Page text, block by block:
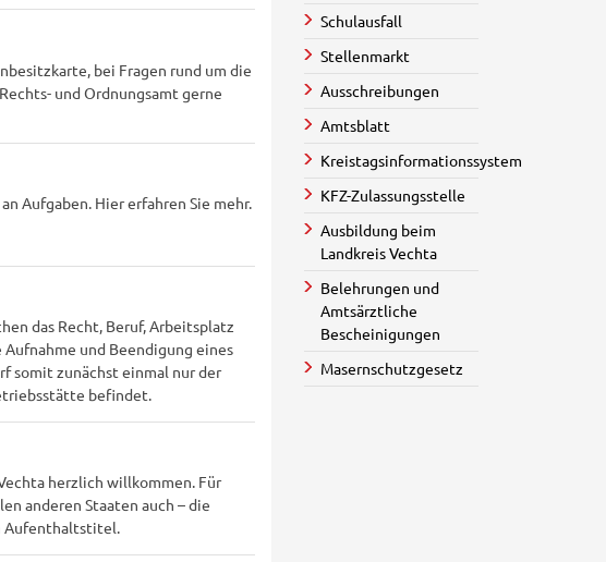
bei Fragen rund um die
und Ordnungsamt gerne
Aufgaben. Hier erfahren Sie mehr.
das Recht, Beruf, Arbeitsplatz
und Beendigung eines
somit zunächst einmal nur der
befindet.
herzlich willkommen. Für
anderen Staaten auch – die
Aufenthaltstitel.
Schulausfall
Stellenmarkt
Ausschreibungen
Amtsblatt
Kreistagsinformationssystem
KFZ-Zulassungsstelle
Ausbildung beim
Landkreis Vechta
Belehrungen und
Amtsärztliche
Bescheinigungen
Masernschutzgesetz